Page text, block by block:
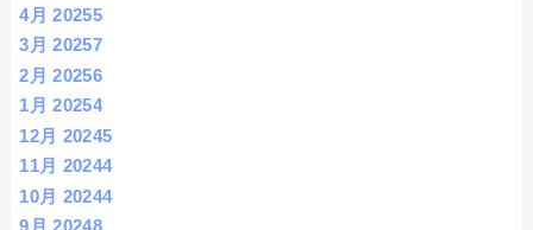
4月 20255
3月 20257
2月 20256
1月 20254
12月 20245
11月 20244
10月 20244